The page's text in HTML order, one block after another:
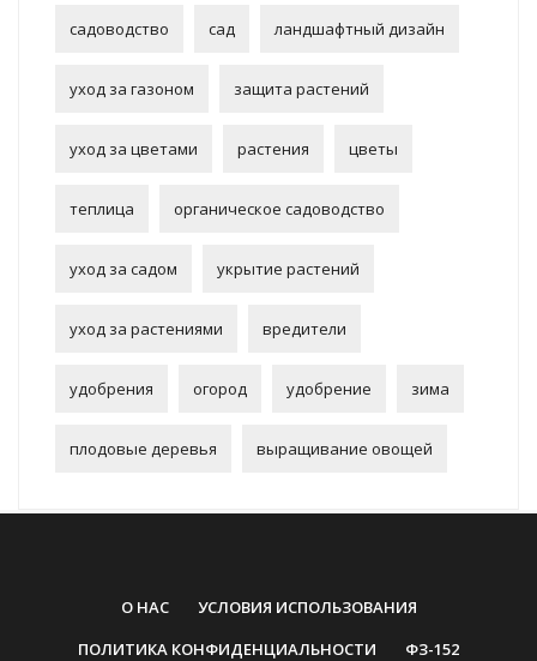
садоводство сад ландшафтный дизайн
уход за газоном защита растений
уход за цветами растения цветы
теплица органическое садоводство
уход за садом укрытие растений
уход за растениями вредители
удобрения огород удобрение зима
плодовые деревья выращивание овощей
О НАС
УСЛОВИЯ ИСПОЛЬЗОВАНИЯ
ПОЛИТИКА КОНФИДЕНЦИАЛЬНОСТИ
ФЗ-152